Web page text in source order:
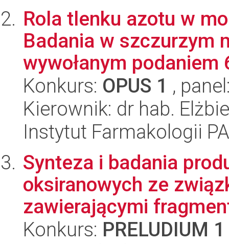
Rola tlenku azotu w
Badania w szczurzym
wywołanym podaniem
Konkurs: OPUS 1 ,
Kierownik: dr hab.
Instytut Farmakologii
Synteza i badania
oksiranowych ze
zawierającymi
Konkurs: PRELUDIUM 1